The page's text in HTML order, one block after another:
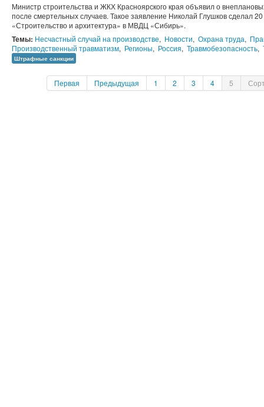
Министр строительства и ЖКХ Красноярского края объявил о
после смертельных случаев. Такое заявление Николай Глушков сделал
«Строительство и архитектура» в МВДЦ «Сибирь».
Темы: Несчастный случай на производстве, Новости, Охрана труда,
Производственный травматизм, Регионы, Россия, Травмобезопасность,
Штрафные санкции
Первая Предыдущая 1 2 3 4 5